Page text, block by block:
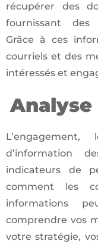
récupérer des
fournissant des
Grâce à ces
courriels et des
intéressés et
d’information
indicateurs de
comment les
informations
comprendre vos
votre stratégie,